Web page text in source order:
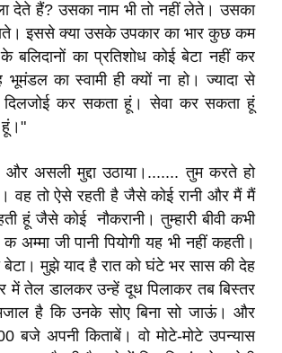
देते हैं? उसका नाम भी तो नहीं लेते। उसका
इससे क्या उसके उपकार का भार कुछ कम
बलिदानों का प्रतिशोध कोई बेटा नहीं कर
का स्वामी ही क्यों ना हो। ज्यादा से
दिलजोई कर सकता हूं। सेवा कर सकता हूं
असली मुद्दा उठाया।....... तुम करते हो
वह तो ऐसे रहती है जैसे कोई रानी और मैं मैं
हूं जैसे कोई नौकरानी। तुम्हारी बीवी कभी
अम्मा जी पानी पियोगी यह भी नहीं कहती।
बेटा। मुझे याद है रात को घंटे भर सास की देह
में तेल डालकर उन्हें दूध पिलाकर तब बिस्तर
है कि उनके सोए बिना सो जाऊं। और
बजे अपनी किताबें। वो मोटे-मोटे उपन्यास